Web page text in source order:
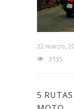
22 marzo,
3135
5